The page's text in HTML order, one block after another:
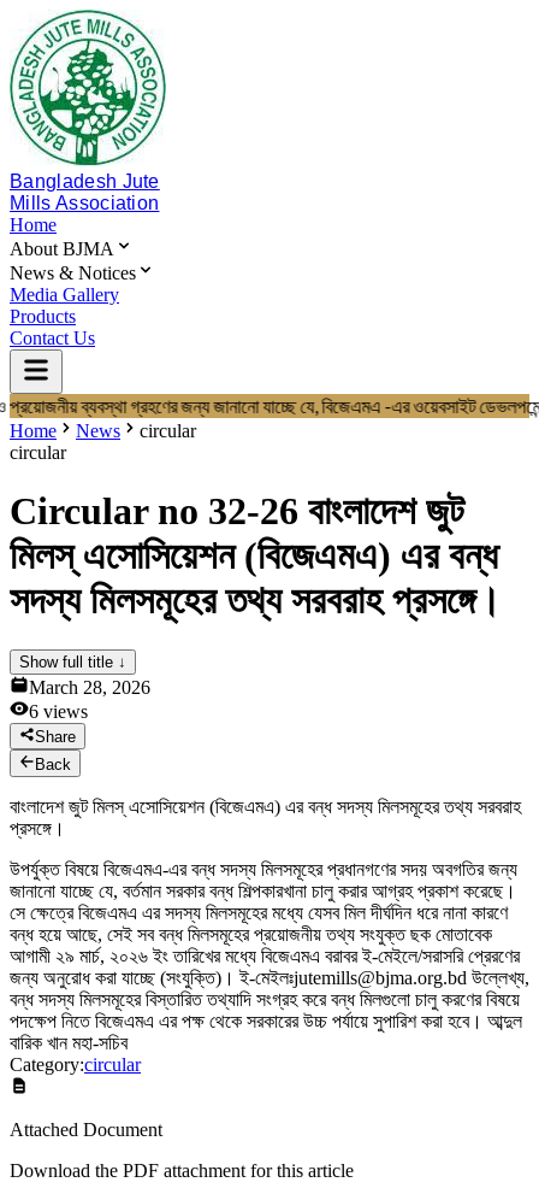
Bangladesh Jute
Mills Association
Home
About BJMA
News & Notices
Media Gallery
Products
Contact Us
Home
About BJMA
About Us
Secretariat & Staff
Members List
News & Notices
News & Notices
Publications
Media Gallery
Products
Contact Us
ব্যবস্থা গ্রহণের জন্য জানানো যাচ্ছে যে, বিজেএমএ -এর
Home News
circular
circular
Circular no 32-26 বাংলাদেশ জুট
মিলস্ এসোসিয়েশন (বিজেএমএ) এর বন্ধ
সদস্য মিলসমূহের তথ্য সরবরাহ প্রসঙ্গে।
Show full title ↓
March 28, 2026
6 views
Share
Back
বাংলাদেশ জুট মিলস্ এসোসিয়েশন (বিজেএমএ) এর বন্ধ সদস্য মিলসমূহের তথ্য সরবরাহ
প্রসঙ্গে।
উপর্যুক্ত বিষয়ে বিজেএমএ-এর বন্ধ সদস্য মিলসমূহের প্রধানগণের সদয় অবগতির জন্য
জানানো যাচ্ছে যে, বর্তমান সরকার বন্ধ শিল্পকারখানা চালু করার আগ্রহ প্রকাশ করেছে।
সে ক্ষেত্রে বিজেএমএ এর সদস্য মিলসমূহের মধ্যে যেসব মিল দীর্ঘদিন ধরে নানা কারণে
বন্ধ হয়ে আছে, সেই সব বন্ধ মিলসমূহের প্রয়োজনীয় তথ্য সংযুক্ত ছক মোতাবেক
আগামী ২৯ মার্চ, ২০২৬ ইং তারিখের মধ্যে বিজেএমএ বরাবর ই-মেইলে/সরাসরি প্রেরণের
জন্য অনুরোধ করা যাচ্ছে (সংযুক্তি)। ই-মেইলঃjutemills@bjma.org.bd উল্লেখ্য,
বন্ধ সদস্য মিলসমূহের বিস্তারিত তথ্যাদি সংগ্রহ করে বন্ধ মিলগুলো চালু করণের বিষয়ে
পদক্ষেপ নিতে বিজেএমএ এর পক্ষ থেকে সরকারের উচ্চ পর্যায়ে সুপারিশ করা হবে। আব্দুল
বারিক খান মহা-সচিব
Category:circular
Attached Document
Download the PDF attachment for this article